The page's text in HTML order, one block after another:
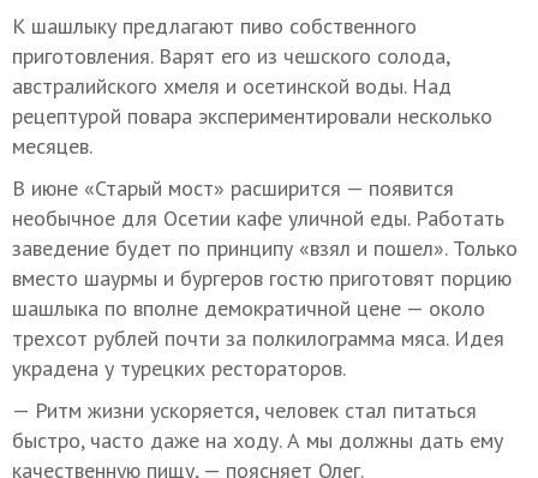
К шашлыку предлагают пиво собственного
приготовления. Варят его из чешского солода,
австралийского хмеля и осетинской воды. Над
рецептурой повара экспериментировали несколько
месяцев.
В июне «Старый мост» расширится — появится
необычное для Осетии кафе уличной еды. Работать
заведение будет по принципу «взял и пошел». Только
вместо шаурмы и бургеров гостю приготовят порцию
шашлыка по вполне демократичной цене — около
трехсот рублей почти за полкилограмма мяса. Идея
украдена у турецких рестораторов.
— Ритм жизни ускоряется, человек стал питаться
быстро, часто даже на ходу. А мы должны дать ему
качественную пищу, — поясняет Олег.